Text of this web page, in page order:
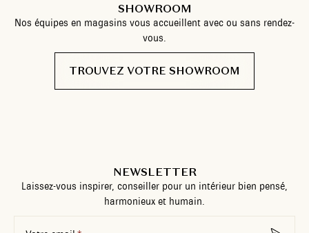
SHOWROOM
Nos équipes en magasins vous accueillent avec ou sans rendez-
vous.
TROUVEZ VOTRE SHOWROOM
NEWSLETTER
Laissez-vous inspirer, conseiller pour un intérieur bien pensé,
harmonieux et humain.